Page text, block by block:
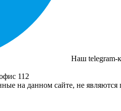
Наш telegram-
112
на данном сайте, не являются